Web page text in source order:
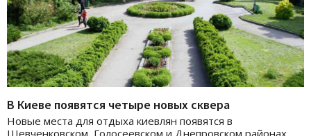
В Киеве появятся четыре новых сквера
Новые места для отдыха киевлян появятся в
Шевченковском, Голосеевском и Днепровском районах.